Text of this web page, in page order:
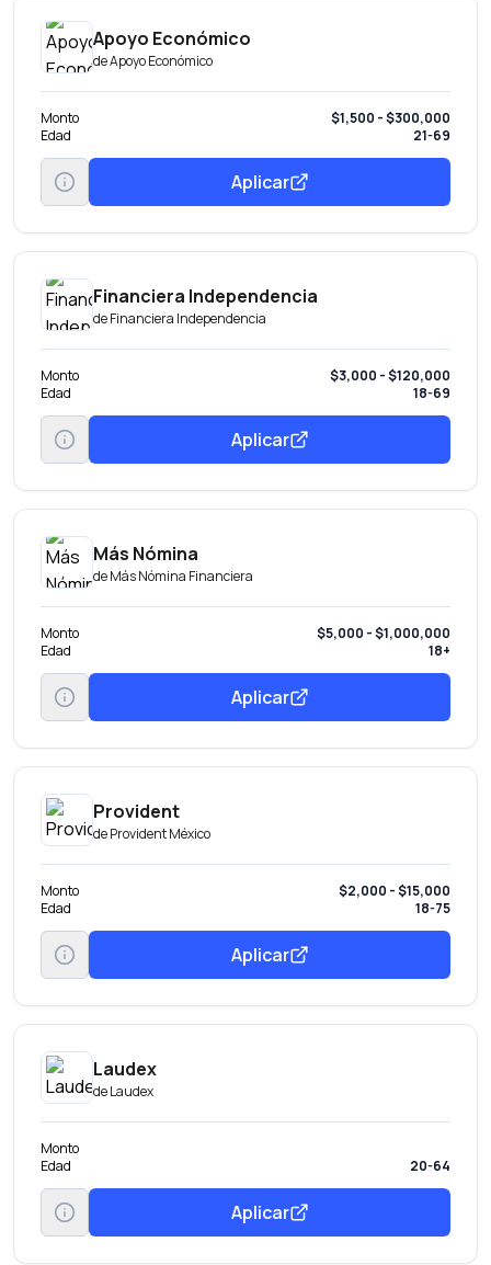
Apoyo Económico
deApoyo Económico
Monto
$1,500 - $300,000
Edad
21-69
Aplicar
Financiera Independencia
deFinanciera Independencia
Monto
$3,000 - $120,000
Edad
18-69
Aplicar
Más Nómina
deMás Nómina Financiera
Monto
$5,000 - $1,000,000
Edad
18+
Aplicar
Provident
deProvident México
Monto
$2,000 - $15,000
Edad
18-75
Aplicar
Laudex
deLaudex
Monto
Edad
20-64
Aplicar